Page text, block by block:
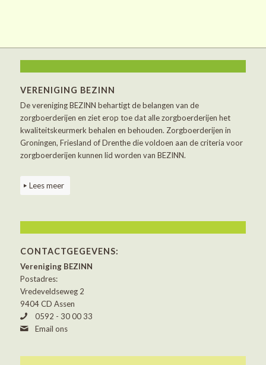
VERENIGING BEZINN
De vereniging BEZINN behartigt de belangen van de
zorgboerderijen en ziet erop toe dat alle zorgboerderijen het
kwaliteitskeurmerk behalen en behouden. Zorgboerderijen in
Groningen, Friesland of Drenthe die voldoen aan de criteria voor
zorgboerderijen kunnen lid worden van BEZINN.
Lees meer
CONTACTGEGEVENS:
Vereniging BEZINN
Postadres:
Vredeveldseweg 2
9404 CD Assen
0592 - 30 00 33
Email ons